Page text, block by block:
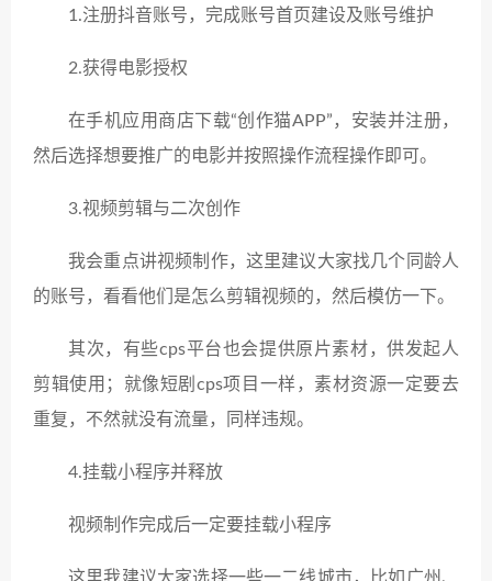
1.注册抖音账号，完成账号首页建设及账号维护
2.获得电影授权
在手机应用商店下载“创作猫APP”，安装并注册，
然后选择想要推广的电影并按照操作流程操作即可。
3.视频剪辑与二次创作
我会重点讲视频制作，这里建议大家找几个同龄人
的账号，看看他们是怎么剪辑视频的，然后模仿一下。
其次，有些cps平台也会提供原片素材，供发起人
剪辑使用；就像短剧cps项目一样，素材资源一定要去
重复，不然就没有流量，同样违规。
4.挂载小程序并释放
视频制作完成后一定要挂载小程序